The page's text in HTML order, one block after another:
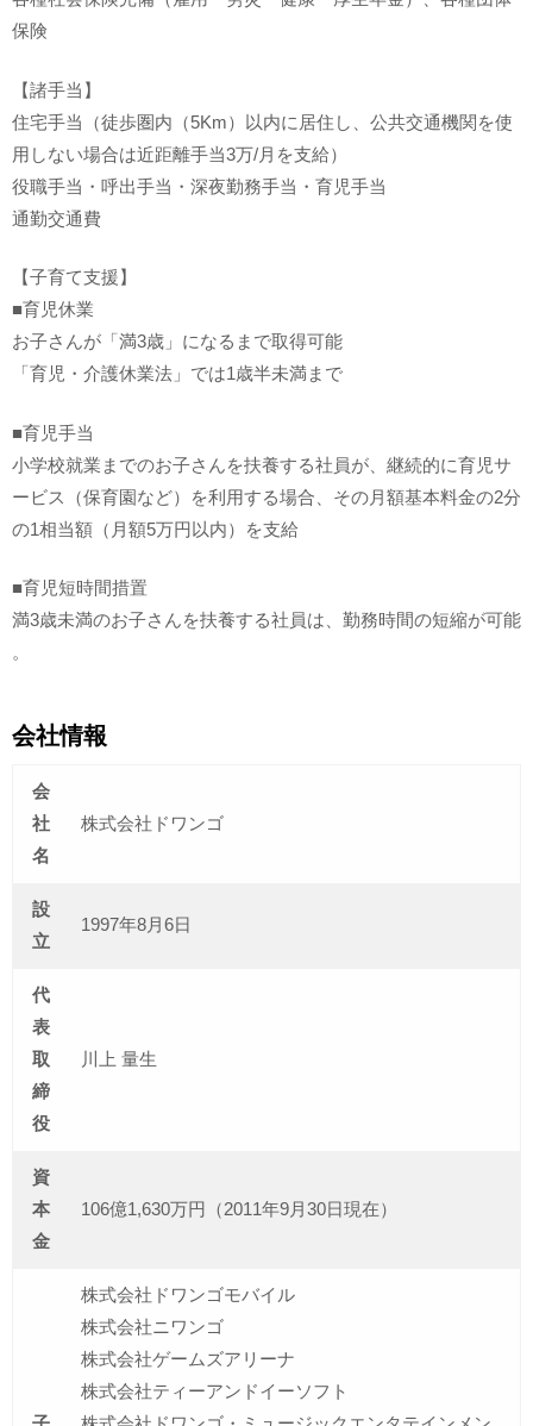
保険
【諸手当】
住宅手当（徒歩圏内（5Km）以内に居住し、公共交通機関を使
用しない場合は近距離手当3万/月を支給）
役職手当・呼出手当・深夜勤務手当・育児手当
通勤交通費
【子育て支援】
■育児休業
お子さんが「満3歳」になるまで取得可能
「育児・介護休業法」では1歳半未満まで
■育児手当
小学校就業までのお子さんを扶養する社員が、継続的に育児サ
ービス（保育園など）を利用する場合、その月額基本料金の2分
の1相当額（月額5万円以内）を支給
■育児短時間措置
満3歳未満のお子さんを扶養する社員は、勤務時間の短縮が可能
。
会社情報
会
社
名
株式会社ドワンゴ
設
立
1997年8月6日
代
表
取
締
役
川上 量生
資
本
金
106億1,630万円（2011年9月30日現在）
株式会社ドワンゴモバイル
株式会社ニワンゴ
株式会社ゲームズアリーナ
株式会社ティーアンドイーソフト